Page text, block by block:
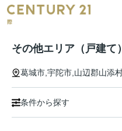
その他エリア（戸建て）
条件から探す